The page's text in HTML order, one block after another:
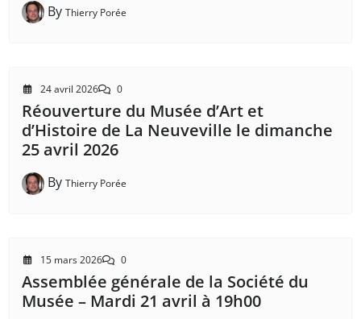
By Thierry Porée
24 avril 2026 0
Réouverture du Musée d’Art et
d’Histoire de La Neuveville le dimanche
25 avril 2026
By Thierry Porée
15 mars 2026 0
Assemblée générale de la Société du
Musée – Mardi 21 avril à 19h00